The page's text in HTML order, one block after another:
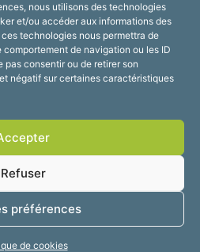
nous utilisons des technologies
et/ou accéder aux informations des
technologies nous permettra de
de navigation ou les ID
pas consentir ou de retirer son
négatif sur certaines caractéristiques
Refuser
préférences
de cookies
d’ouverture
au vendredi :
de 13h30 à 17h30
Mentions légales